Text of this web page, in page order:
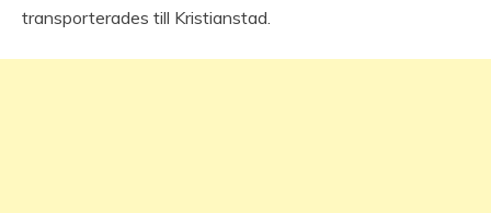
transporterades till Kristianstad.